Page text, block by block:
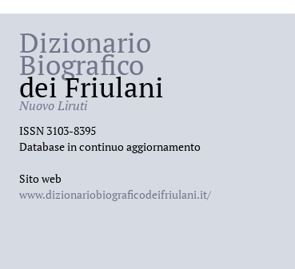
Dizionario
Biografico
dei Friulani
Nuovo Liruti
ISSN 3103-8395
Database in continuo aggiornamento
Sito web
www.dizionariobiograficodeifriulani.it/